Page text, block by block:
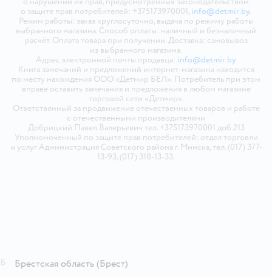
о защите прав потребителей: +375173970001, info@detmir.by.
Режим работы: заказ круглосуточно, выдача по режиму работы
выбранного магазина. Способ оплаты: наличный и безналичный
расчёт. Оплата товара при получении. Доставка: самовывоз
из выбранного магазина.
Адрес электронной почты продавца: info@detmir.by
Книга замечаний и предложений интернет-магазина находится
по месту нахождения ООО «Детмир БЕЛ». Потребитель при этом
вправе оставить замечания и предложения в любом магазине
торговой сети «Детмир».
Ответственный за продвижение отечественных товаров и работе
с отечественными производителями
Добрицкий Павел Валерьевич тел. +375173970001 доб.213
Уполномоченный по защите прав потребителей: отдел торговли
и услуг Администрация Советского района г. Минска, тел. (017) 377-
13-93, (017) 318-13-33.
Брестская область (Брест)